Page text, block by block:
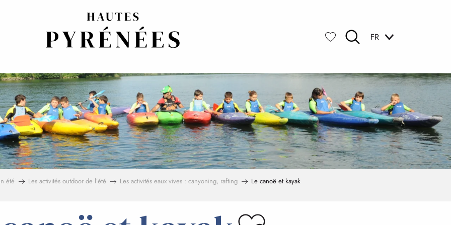
FR
été Les activités outdoor de l’été Les activités eaux vives : canyoning, rafting Le canoë et kayak